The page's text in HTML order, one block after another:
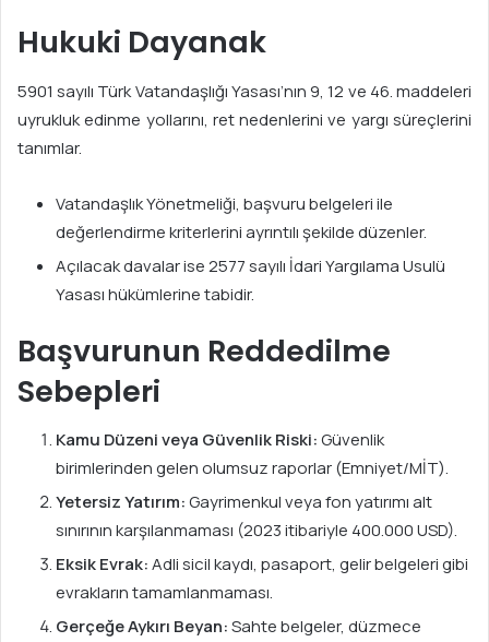
Hukuki Dayanak
5901 sayılı Türk Vatandaşlığı Yasası’nın 9, 12 ve 46. maddeleri
uyrukluk edinme yollarını, ret nedenlerini ve yargı süreçlerini
tanımlar.
Vatandaşlık Yönetmeliği, başvuru belgeleri ile
değerlendirme kriterlerini ayrıntılı şekilde düzenler.
Açılacak davalar ise 2577 sayılı İdari Yargılama Usulü
Yasası hükümlerine tabidir.
Başvurunun Reddedilme
Sebepleri
Kamu Düzeni veya Güvenlik Riski:Güvenlik
birimlerinden gelen olumsuz raporlar (Emniyet/MİT).
Yetersiz Yatırım:Gayrimenkul veya fon yatırımı alt
sınırının karşılanmaması (2023 itibariyle 400.000 USD).
Eksik Evrak:Adli sicil kaydı, pasaport, gelir belgeleri gibi
evrakların tamamlanmaması.
Gerçeğe Aykırı Beyan:Sahte belgeler, düzmece